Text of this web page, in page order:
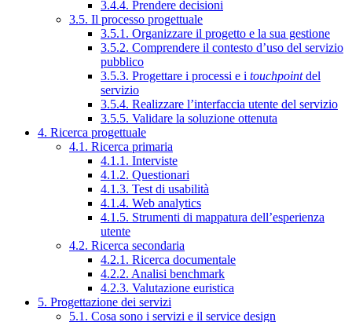
3.4.4. Prendere decisioni
3.5. Il processo progettuale
3.5.1. Organizzare il progetto e la sua gestione
3.5.2. Comprendere il contesto d’uso del servizio
pubblico
3.5.3. Progettare i processi e i touchpointdel
servizio
3.5.4. Realizzare l’interfaccia utente del servizio
3.5.5. Validare la soluzione ottenuta
4. Ricerca progettuale
4.1. Ricerca primaria
4.1.1. Interviste
4.1.2. Questionari
4.1.3. Test di usabilità
4.1.4. Web analytics
4.1.5. Strumenti di mappatura dell’esperienza
utente
4.2. Ricerca secondaria
4.2.1. Ricerca documentale
4.2.2. Analisi benchmark
4.2.3. Valutazione euristica
5. Progettazione dei servizi
5.1. Cosa sono i servizi e il service design